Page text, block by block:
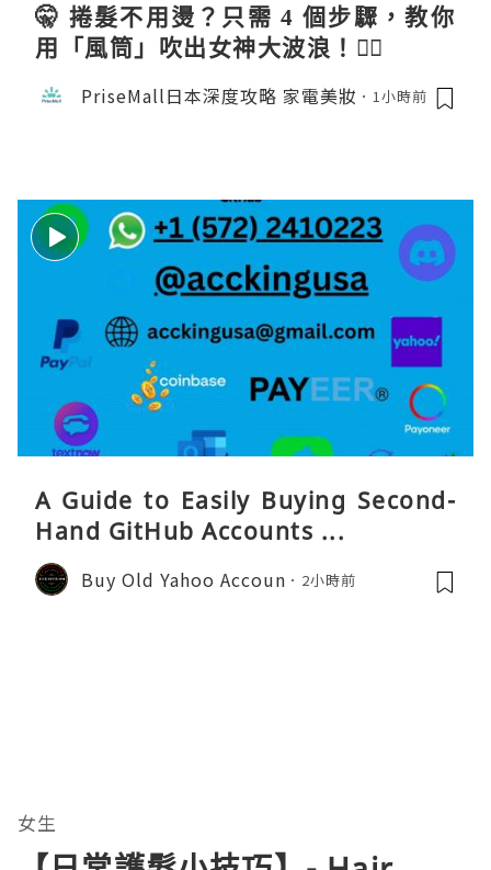
🤫 捲髮不用燙？只需 4 個步驟，教你
用「風筒」吹出女神大波浪！💇‍♀️
PriseMall日本深度攻略 家電美妝 1小時前
A Guide to Easily Buying Second-
Hand GitHub Accounts ...
Buy Old Yahoo Accoun 2小時前
女生